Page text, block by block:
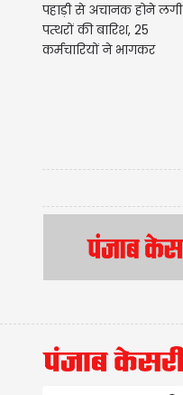
पहाड़ी से अचानक होने लगी
पत्थरों की बारिश, 25
कर्मचारियों ने भागकर